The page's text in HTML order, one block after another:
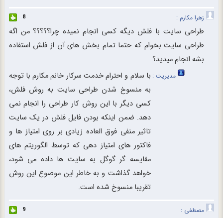
زهرا مکارم : 8
طراحی سایت با فلش دیگه کسی انجام نمیده چرا؟؟؟؟؟ من اگه
طراحی سایت بخوام که حتما تمام بخش های آن از فلش استفاده
بشه انجام میدید؟
مدیریت : با سلام و احترام خدمت سرکار خانم مکارم با توجه
به منسوخ شدن طراحی سایت به روش فلش،
کسی دیگر با این روش کار طراحی را انجام نمی
دهد. ضمن اینکه بودن فایل فلش در یک سایت
تاثیر منفی فوق العاده زیادی بر روی امتیاز ها و
فاکتور های امتیاز دهی که توسط الگوریتم های
مقایسه گر گوگل به سایت ها داده می شود،
خواهد گذاشت و به خاطر این موضوع این روش
تقریبا منسوخ شده است.
مصطفی : 9